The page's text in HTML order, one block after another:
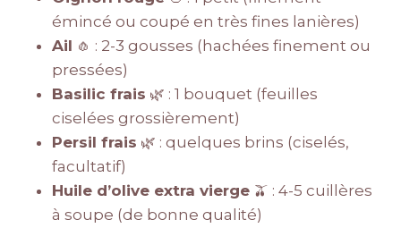
émincé ou coupé en très fines lanières)
Ail 🧄 : 2-3 gousses (hachées finement ou
pressées)
Basilic frais 🌿 : 1 bouquet (feuilles
ciselées grossièrement)
Persil frais 🌿 : quelques brins (ciselés,
facultatif)
Huile d’olive extra vierge 🫒 : 4-5 cuillères
à soupe (de bonne qualité)